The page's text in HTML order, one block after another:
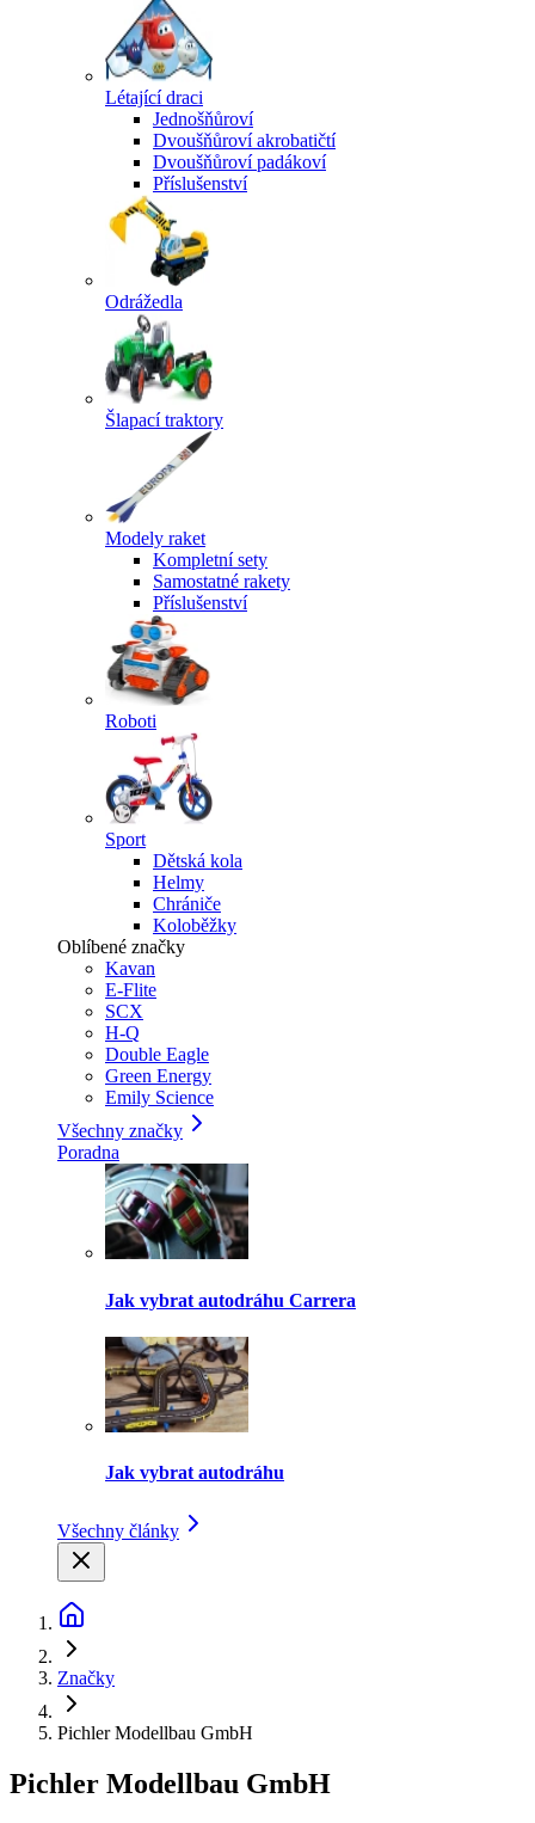
Létající draci
Jednošňůroví
Dvoušňůroví akrobatičtí
Dvoušňůroví padákoví
Příslušenství
Odrážedla
Šlapací traktory
Modely raket
Kompletní sety
Samostatné rakety
Příslušenství
Roboti
Sport
Dětská kola
Helmy
Chrániče
Koloběžky
Oblíbené značky
Kavan
E-Flite
SCX
H-Q
Double Eagle
Green Energy
Emily Science
Všechny značky
Poradna
Jak vybrat autodráhu Carrera
Jak vybrat autodráhu
Všechny články
Značky
Pichler Modellbau GmbH
Pichler Modellbau GmbH